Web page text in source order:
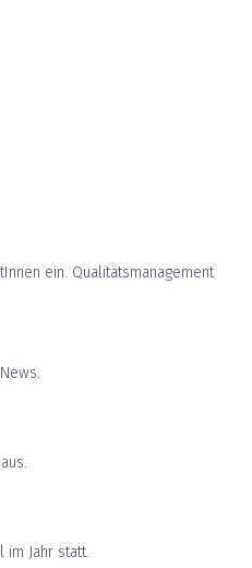
ein. Qualitätsmanagement
Jahr statt.